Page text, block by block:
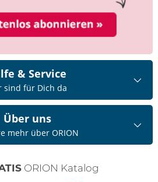
& Service
sind für Dich da
Über uns
mehr über ORION
ORION Katalog